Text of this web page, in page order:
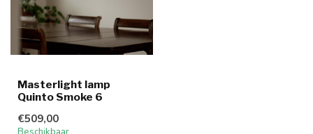
Masterlight lamp
Quinto Smoke 6
€509,00